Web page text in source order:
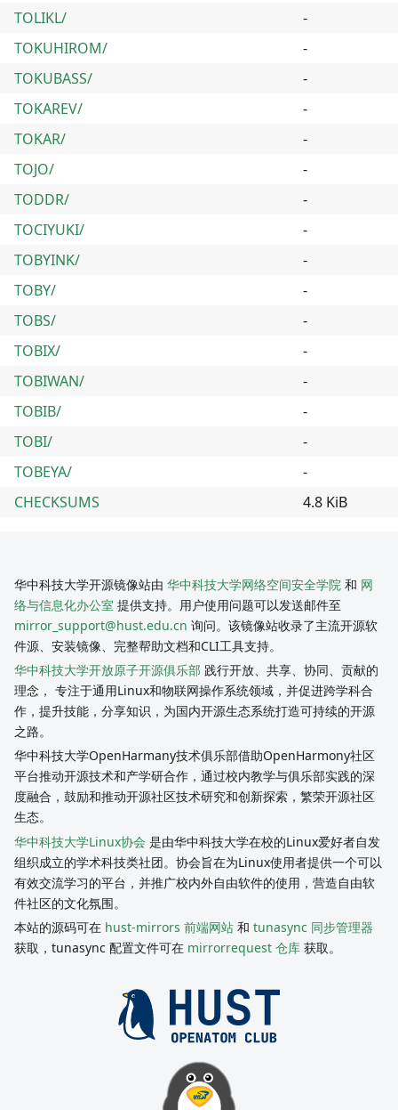
TOLIKL/
-
TOKUHIROM/
-
TOKUBASS/
-
TOKAREV/
-
TOKAR/
-
TOJO/
-
TODDR/
-
TOCIYUKI/
-
TOBYINK/
-
TOBY/
-
TOBS/
-
TOBIX/
-
TOBIWAN/
-
TOBIB/
-
TOBI/
-
TOBEYA/
-
CHECKSUMS
4.8 KiB
华中科技大学开源镜像站由 华中科技大学网络空间安全学院 和 网
络与信息化办公室 提供支持。用户使用问题可以发送邮件至
mirror_support@hust.edu.cn 询问。该镜像站收录了主流开源软
件源、安装镜像、完整帮助文档和CLI工具支持。
华中科技大学开放原子开源俱乐部 践行开放、共享、协同、贡献的
理念， 专注于通用Linux和物联网操作系统领域，并促进跨学科合
作，提升技能，分享知识，为国内开源生态系统打造可持续的开源
之路。
华中科技大学OpenHarmany技术俱乐部借助OpenHarmony社区
平台推动开源技术和产学研合作，通过校内教学与俱乐部实践的深
度融合，鼓励和推动开源社区技术研究和创新探索，繁荣开源社区
生态。
华中科技大学Linux协会 是由华中科技大学在校的Linux爱好者自发
组织成立的学术科技类社团。协会旨在为Linux使用者提供一个可以
有效交流学习的平台，并推广校内外自由软件的使用，营造自由软
件社区的文化氛围。
本站的源码可在 hust-mirrors 前端网站 和 tunasync 同步管理器
获取，tunasync 配置文件可在 mirrorrequest 仓库 获取。